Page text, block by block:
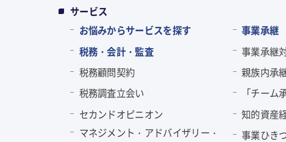
サービス
お悩みからサービスを探す
税務・会計・監査
税務顧問契約
税務調査立会い
セカンドオピニオン
マネジメント・アドバイザリー・
事業承継
事業承継
親族内承
「チーム
知的資産
事業ひき